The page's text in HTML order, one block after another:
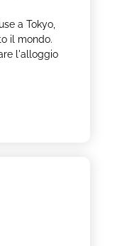
a Tokyo,
il mondo.
l'alloggio